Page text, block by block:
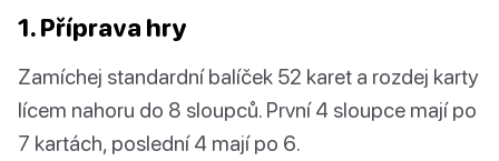
1. Příprava hry
Zamíchej standardní balíček 52 karet a rozdej karty
lícem nahoru do 8 sloupců. První 4 sloupce mají po
7 kartách, poslední 4 mají po 6.